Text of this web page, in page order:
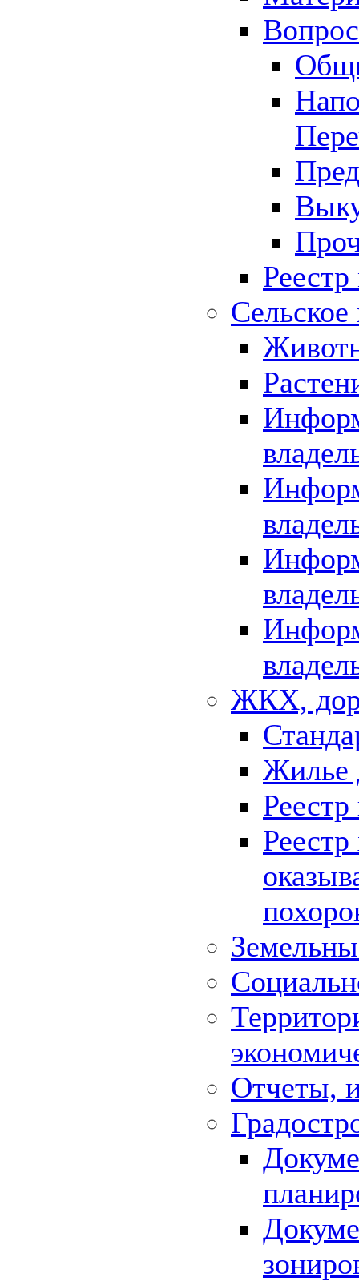
Сельское
ЖКХ,
Жилье
Отчеты,